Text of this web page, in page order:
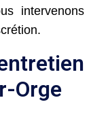
intervenons
Orge